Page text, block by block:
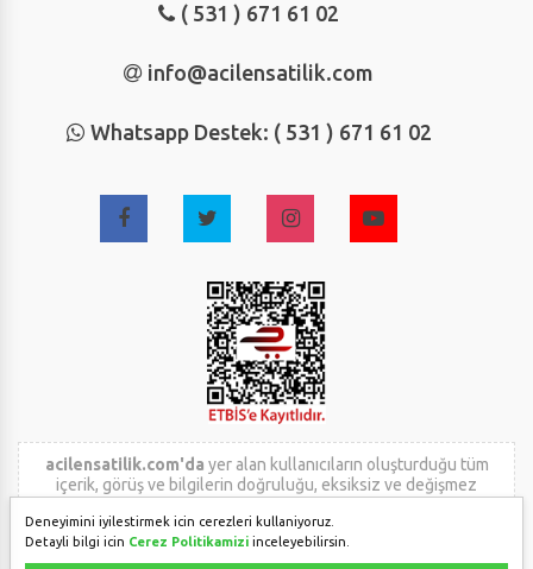
( 531 ) 671 61 02
info@acilensatilik.com
Whatsapp Destek: ( 531 ) 671 61 02
acilensatilik.com'da yer alan kullanıcıların oluşturduğu tüm
içerik, görüş ve bilgilerin doğruluğu, eksiksiz ve değişmez
oluşturan kullanıcıya aittir. Bu içeriğin, görüş ve bilgilerin
yanlışlık, eksiklik veya yasalarla düzenlenmiş kurallara
Deneyimini iyilestirmek icin cerezleri kullaniyoruz.
Detayli bilgi icin Cerez Politikamizi inceleyebilirsin.